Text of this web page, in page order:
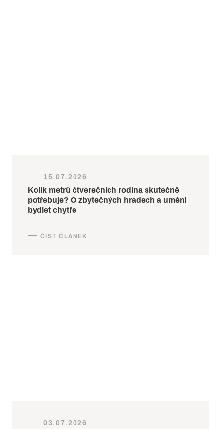
15.07.2026
Kolik metrů čtverečních rodina skutečně
potřebuje? O zbytečných hradech a umění
bydlet chytře
03.07.2026